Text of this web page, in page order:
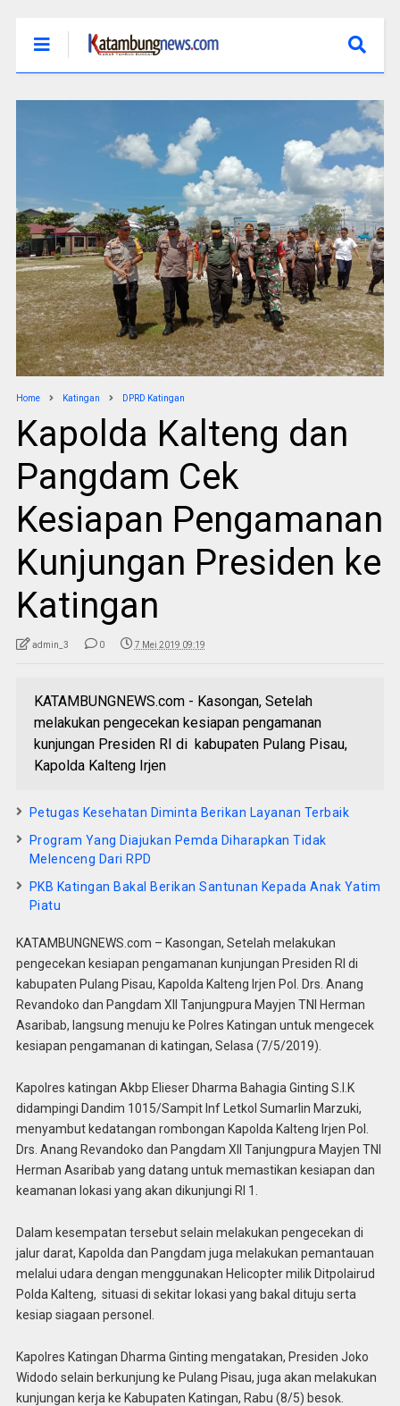
Home Katingan DPRD Katingan
Kapolda Kalteng dan
Pangdam Cek
Kesiapan Pengamanan
Kunjungan Presiden ke
Katingan
admin_3 0 7 Mei 2019 09:19
KATAMBUNGNEWS.com - Kasongan, Setelah
melakukan pengecekan kesiapan pengamanan
kunjungan Presiden RI di kabupaten Pulang Pisau,
Kapolda Kalteng Irjen
Petugas Kesehatan Diminta Berikan Layanan Terbaik
Program Yang Diajukan Pemda Diharapkan Tidak
Melenceng Dari RPD
PKB Katingan Bakal Berikan Santunan Kepada Anak Yatim
Piatu
KATAMBUNGNEWS.com – Kasongan, Setelah melakukan
pengecekan kesiapan pengamanan kunjungan Presiden RI di
kabupaten Pulang Pisau, Kapolda Kalteng Irjen Pol. Drs. Anang
Revandoko dan Pangdam XII Tanjungpura Mayjen TNI Herman
Asaribab, langsung menuju ke Polres Katingan untuk mengecek
kesiapan pengamanan di katingan, Selasa (7/5/2019).
Kapolres katingan Akbp Elieser Dharma Bahagia Ginting S.I.K
didampingi Dandim 1015/Sampit Inf Letkol Sumarlin Marzuki,
menyambut kedatangan rombongan Kapolda Kalteng Irjen Pol.
Drs. Anang Revandoko dan Pangdam XII Tanjungpura Mayjen TNI
Herman Asaribab yang datang untuk memastikan kesiapan dan
keamanan lokasi yang akan dikunjungi RI 1.
Dalam kesempatan tersebut selain melakukan pengecekan di
jalur darat, Kapolda dan Pangdam juga melakukan pemantauan
melalui udara dengan menggunakan Helicopter milik Ditpolairud
Polda Kalteng, situasi di sekitar lokasi yang bakal dituju serta
kesiap siagaan personel.
Kapolres Katingan Dharma Ginting mengatakan, Presiden Joko
Widodo selain berkunjung ke Pulang Pisau, juga akan melakukan
kunjungan kerja ke Kabupaten Katingan, Rabu (8/5) besok.